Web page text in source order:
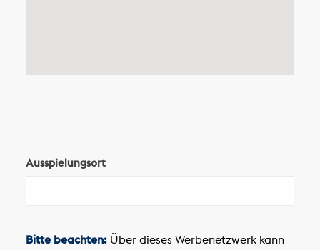
Ausspielungsort
Bitte beachten:Über dieses Werbenetzwerk kann